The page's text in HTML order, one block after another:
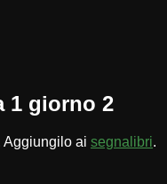
1 giorno 2
Aggiungilo ai segnalibri.